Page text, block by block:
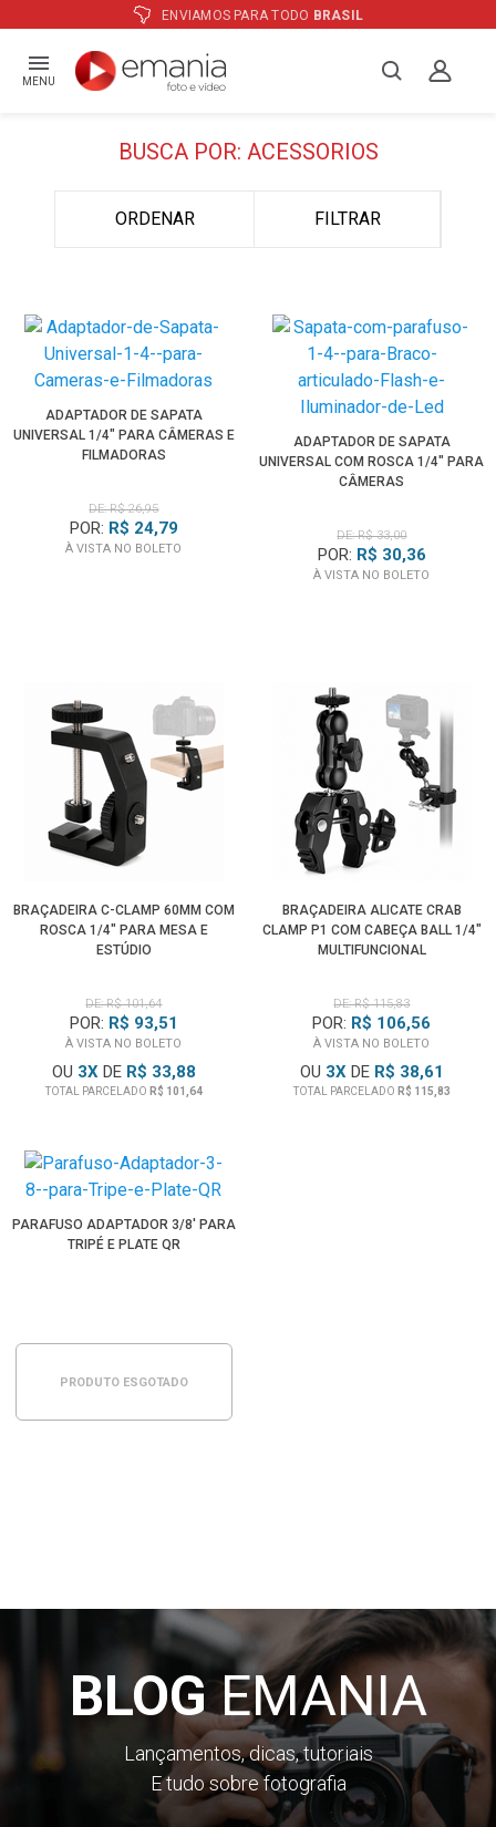
ENVIAMOS PARA TODO BRASIL
MENU
BUSCA POR: ACESSORIOS
ORDENAR FILTRAR
ADAPTADOR DE SAPATA
UNIVERSAL 1/4" PARA CÂMERAS E
FILMADORAS
DE: R$ 26,95
POR: R$ 24,79
À VISTA NO BOLETO
ADAPTADOR DE SAPATA
UNIVERSAL COM ROSCA 1/4" PARA
CÂMERAS
DE: R$ 33,00
POR: R$ 30,36
À VISTA NO BOLETO
BRAÇADEIRA C-CLAMP 60MM COM
ROSCA 1/4" PARA MESA E
ESTÚDIO
DE: R$ 101,64
POR: R$ 93,51
À VISTA NO BOLETO
OU 3XDE R$ 33,88
TOTAL PARCELADO R$ 101,64
BRAÇADEIRA ALICATE CRAB
CLAMP P1 COM CABEÇA BALL 1/4"
MULTIFUNCIONAL
DE: R$ 115,83
POR: R$ 106,56
À VISTA NO BOLETO
OU 3XDE R$ 38,61
TOTAL PARCELADO R$ 115,83
PARAFUSO ADAPTADOR 3/8' PARA
TRIPÉ E PLATE QR
PRODUTO ESGOTADO
BLOGEMANIA
Lançamentos, dicas, tutoriais
E tudo sobre fotografia